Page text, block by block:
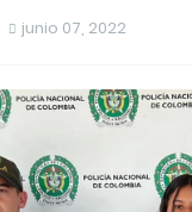
junio 07, 2022